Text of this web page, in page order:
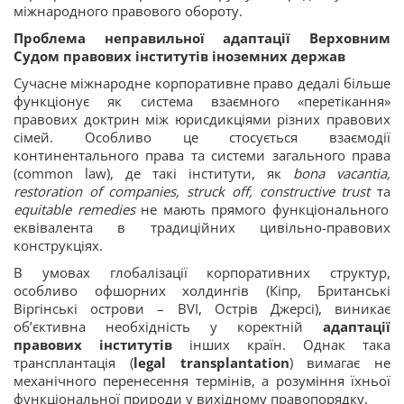
міжнародного правового обороту.
Проблема неправильної адаптації Верховним
Судом правових інститутів іноземних держав
Сучасне міжнародне корпоративне право дедалі більше
функціонує як система взаємного «перетікання»
правових доктрин між юрисдикціями різних правових
сімей. Особливо це стосується взаємодії
континентального права та системи загального права
(common law), де такі інститути, як bona vacantia,
restoration of companies, struck off, constructive trust та
equitable remediesне мають прямого функціонального
еквівалента в традиційних цивільно-правових
конструкціях.
В умовах глобалізації корпоративних структур,
особливо офшорних холдингів (Кіпр, Британські
Віргінські острови – BVI, Острів Джерсі), виникає
об’єктивна необхідність у коректній адаптації
правових інститутів інших країн. Однак така
трансплантація (legal transplantation) вимагає не
механічного перенесення термінів, а розуміння їхньої
функціональної природи у вихідному правопорядку.